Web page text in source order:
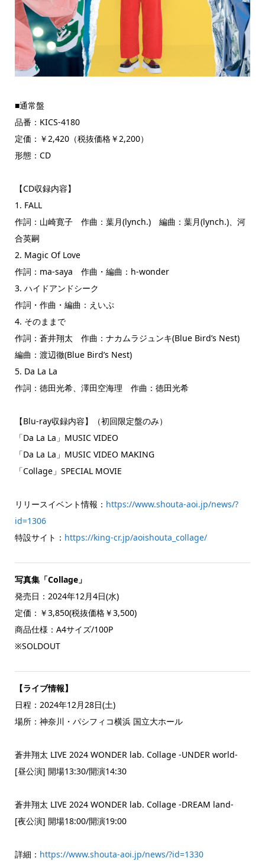
■通常盤
品番：KICS-4180
定価：￥2,420（税抜価格￥2,200）
形態：CD
【CD収録内容】
1. FALL
作詞：山崎寛子 作曲：葉月(lynch.) 編曲：葉月(lynch.)、河
合英嗣
2. Magic Of Love
作詞：ma-saya 作曲・編曲：h-wonder
3. ハイドアンドシーク
作詞・作曲・編曲：えいぷ
4. そのままで
作詞：蒼井翔太 作曲：ナカムラジュンキ(Blue Bird’s Nest)
編曲：渡辺徹(Blue Bird’s Nest)
5. Da La La
作詞：徳田光希、澤田空海理 作曲：徳田光希
【Blu-ray収録内容】（初回限定盤のみ）
「Da La La」MUSIC VIDEO
「Da La La」MUSIC VIDEO MAKING
「Collage」SPECIAL MOVIE
リリースイベント情報： https://www.shouta-aoi.jp/news/?
id=1306
特設サイト： https://king-cr.jp/aoishouta_collage/
写真集「Collage」
発売日：2024年12月4日(水)
定価：￥3,850(税抜価格￥3,500)
商品仕様：A4サイズ/100P
※SOLDOUT
【ライブ情報】
日程：2024年12月28日(土)
場所：神奈川・パシフィコ横浜 国立大ホール
蒼井翔太 LIVE 2024 WONDER lab. Collage -UNDER world-
[昼公演] 開場13:30/開演14:30
蒼井翔太 LIVE 2024 WONDER lab. Collage -DREAM land-
[夜公演] 開場18:00/開演19:00
詳細： https://www.shouta-aoi.jp/news/?id=1330